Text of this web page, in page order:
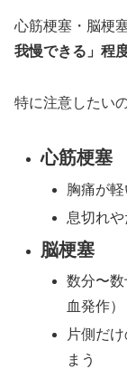
心筋梗塞・脳梗
我慢できる」程
特に注意したい
心筋梗塞
胸痛が
息切れや
脳梗塞
数分〜
血発作）
片側だ
まう